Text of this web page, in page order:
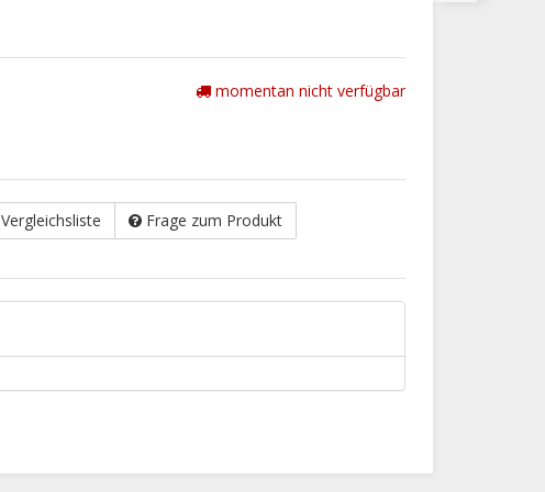
momentan nicht verfügbar
Vergleichsliste Frage zum Produkt